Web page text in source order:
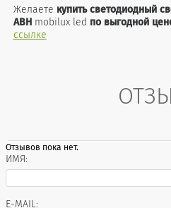
Желаете купить светодиодный
АВН mobilux led по выгодной
ссылке
Отзывов пока нет.
ИМЯ:
E-MAIL: